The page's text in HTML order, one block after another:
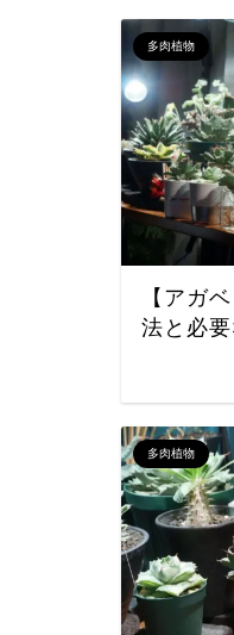
多肉植物
【アガ
法と必
多肉植物